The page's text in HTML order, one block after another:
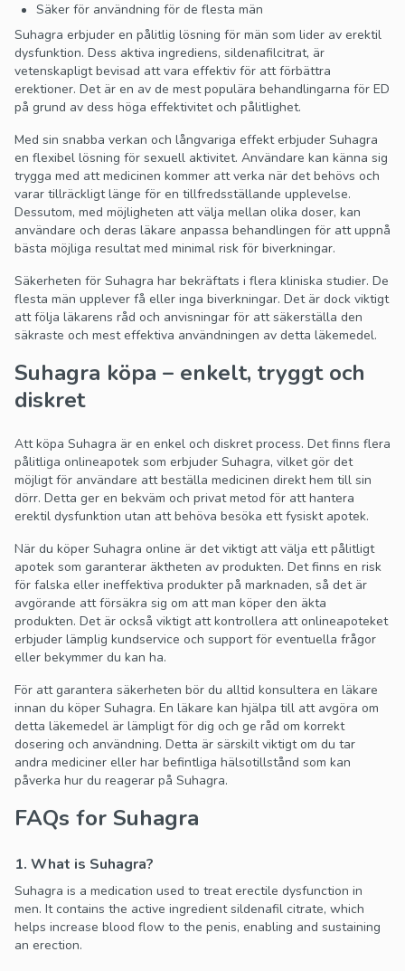
Säker för användning för de flesta män
Suhagra erbjuder en pålitlig lösning för män som lider av erektil
dysfunktion. Dess aktiva ingrediens, sildenafilcitrat, är
vetenskapligt bevisad att vara effektiv för att förbättra
erektioner. Det är en av de mest populära behandlingarna för ED
på grund av dess höga effektivitet och pålitlighet.
Med sin snabba verkan och långvariga effekt erbjuder Suhagra
en flexibel lösning för sexuell aktivitet. Användare kan känna sig
trygga med att medicinen kommer att verka när det behövs och
varar tillräckligt länge för en tillfredsställande upplevelse.
Dessutom, med möjligheten att välja mellan olika doser, kan
användare och deras läkare anpassa behandlingen för att uppnå
bästa möjliga resultat med minimal risk för biverkningar.
Säkerheten för Suhagra har bekräftats i flera kliniska studier. De
flesta män upplever få eller inga biverkningar. Det är dock viktigt
att följa läkarens råd och anvisningar för att säkerställa den
säkraste och mest effektiva användningen av detta läkemedel.
Suhagra köpa – enkelt, tryggt och
diskret
Att köpa Suhagra är en enkel och diskret process. Det finns flera
pålitliga onlineapotek som erbjuder Suhagra, vilket gör det
möjligt för användare att beställa medicinen direkt hem till sin
dörr. Detta ger en bekväm och privat metod för att hantera
erektil dysfunktion utan att behöva besöka ett fysiskt apotek.
När du köper Suhagra online är det viktigt att välja ett pålitligt
apotek som garanterar äktheten av produkten. Det finns en risk
för falska eller ineffektiva produkter på marknaden, så det är
avgörande att försäkra sig om att man köper den äkta
produkten. Det är också viktigt att kontrollera att onlineapoteket
erbjuder lämplig kundservice och support för eventuella frågor
eller bekymmer du kan ha.
För att garantera säkerheten bör du alltid konsultera en läkare
innan du köper Suhagra. En läkare kan hjälpa till att avgöra om
detta läkemedel är lämpligt för dig och ge råd om korrekt
dosering och användning. Detta är särskilt viktigt om du tar
andra mediciner eller har befintliga hälsotillstånd som kan
påverka hur du reagerar på Suhagra.
FAQs for Suhagra
1. What is Suhagra?
Suhagra is a medication used to treat erectile dysfunction in
men. It contains the active ingredient sildenafil citrate, which
helps increase blood flow to the penis, enabling and sustaining
an erection.